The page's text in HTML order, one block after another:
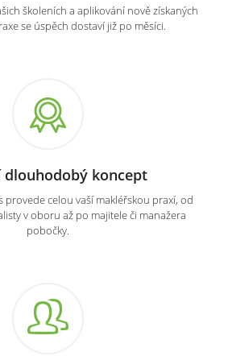
školeních a aplikování nově získaných
se úspěch dostaví již po měsíci.
dlouhodobý koncept
provede celou vaší makléřskou praxí, od
v oboru až po majitele či manažera
pobočky.